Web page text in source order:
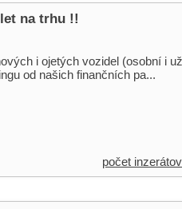
na trhu !!
i ojetých vozidel (osobní i
od našich finančních pa...
počet